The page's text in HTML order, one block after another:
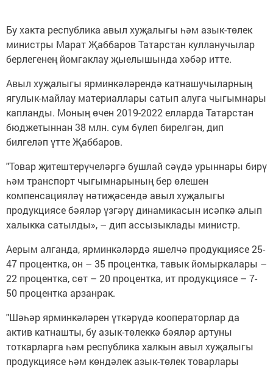
Бу хакта республика авыл хуҗалыгы һәм азык-төлек
министры Марат Җаббаров Татарстан кулланучылар
берлегенең йомгаклау җыелышында хәбәр итте.
Авыл хуҗалыгы ярминкәләрендә катнашучыларның
ягулык-майлау материаллары сатып алуга чыгымнары
капланды. Моның өчен 2019-2022 елларда Татарстан
бюджетыннан 38 млн. сум бүлеп бирелгән, дип
билгеләп үтте Җаббаров.
"Товар җитештерүчеләргә бушлай сәүдә урыннары бирү
һәм транспорт чыгымнарының бер өлешен
компенсацияләү нәтиҗәсендә авыл хуҗалыгы
продукциясе бәяләр үзгәрү динамикасын исәпкә алып
халыкка сатылды», – дип ассызыклады министр.
Аерым алганда, ярминкәләрдә яшелчә продукциясе 25-
47 процентка, он – 35 процентка, тавык йомыркалары –
22 процентка, сөт – 20 процентка, ит продукциясе – 7-
50 процентка арзанрак.
"Шәһәр ярминкәләрен үткәрүдә кооператорлар да
актив катнашты, бу азык-төлеккә бәяләр артуны
тоткарларга һәм республика халкын авыл хуҗалыгы
продукциясе һәм көндәлек азык-төлек товарлары